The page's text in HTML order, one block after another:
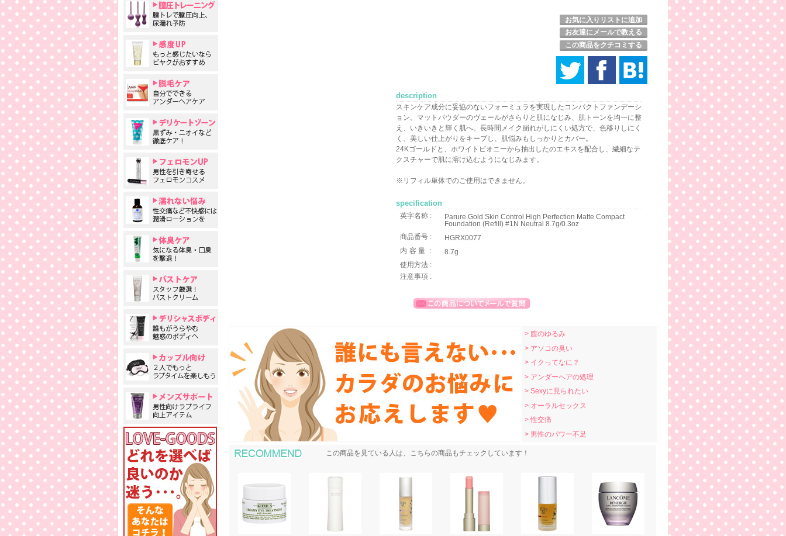
お気に入りリストに追加
お友達にメールで教える
この商品をクチコミする
description
スキンケア成分に妥協のないフォーミュラを実現したコンパクトファンデーシ
ョン。マットパウダーのヴェールがさらりと肌になじみ、肌トーンを均一に整
え、いきいきと輝く肌へ。長時間メイク崩れがしにくい処方で、色移りしにく
く、美しい仕上がりをキープし、肌悩みもしっかりとカバー。
24Kゴールドと、ホワイトピオニーから抽出したのエキスを配合し、繊細なテ
クスチャーで肌に溶け込むようになじみます。
※リフィル単体でのご使用はできません。
specification
英字名称 :
Parure Gold Skin Control High Perfection Matte Compact
Foundation (Refill) #1N Neutral 8.7g/0.3oz
商品番号 :
HGRX0077
内容量 :
8.7g
使用方法 :
注意事項 :
> 膣のゆるみ
> アソコの臭い
> イクってなに？
> アンダーヘアの処理
> Sexyに見られたい
> オーラルセックス
> 性交痛
> 男性のパワー不足
おすすめ商品
この商品を見ている人は、こちらの商品もチェックしています！